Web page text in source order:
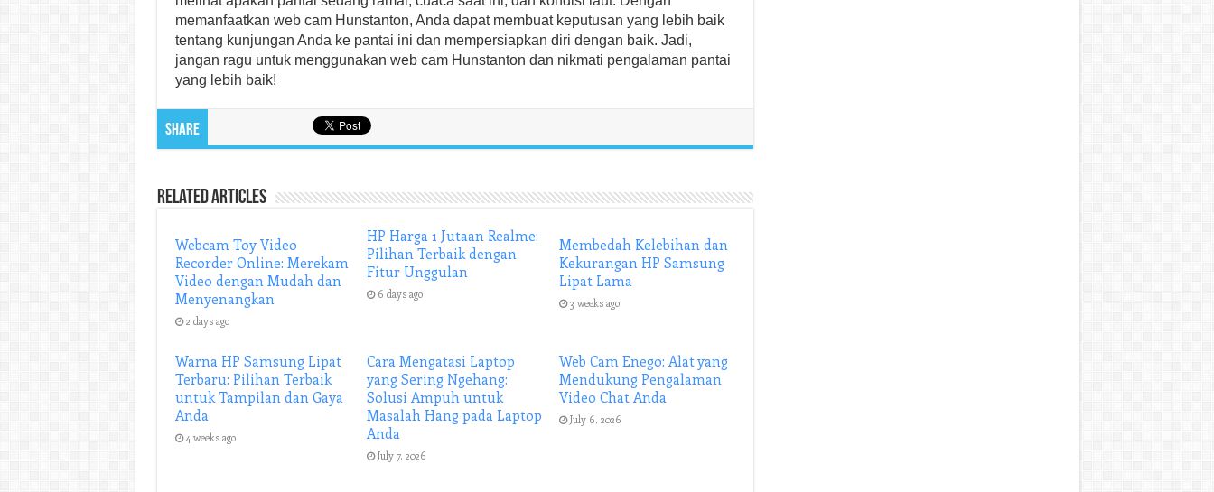
memanfaatkan web cam Hunstanton, Anda dapat membuat keputusan yang lebih baik
tentang kunjungan Anda ke pantai ini dan mempersiapkan diri dengan baik. Jadi,
jangan ragu untuk menggunakan web cam Hunstanton dan nikmati pengalaman pantai
yang lebih baik!
Share
Related Articles
Webcam Toy Video
Recorder Online: Merekam
Video dengan Mudah dan
Menyenangkan
2 days ago
HP Harga 1 Jutaan Realme:
Pilihan Terbaik dengan
Fitur Unggulan
6 days ago
Membedah Kelebihan dan
Kekurangan HP Samsung
Lipat Lama
3 weeks ago
Warna HP Samsung Lipat
Terbaru: Pilihan Terbaik
untuk Tampilan dan Gaya
Anda
4 weeks ago
Cara Mengatasi Laptop
yang Sering Ngehang:
Solusi Ampuh untuk
Masalah Hang pada Laptop
Anda
July 7, 2026
Web Cam Enego: Alat yang
Mendukung Pengalaman
Video Chat Anda
July 6, 2026